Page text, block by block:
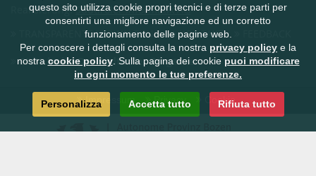
Realisierung:Südtiroler Informatik AG
TRANSPARENTE VERWALTUNG
KONTAKT
CIVIS.bz.it - Das Südtiroler Bürgernetz
Impressum Privacy Cookie
questo sito utilizza cookie propri tecnici e di terze parti per
consentirti una migliore navigazione ed un corretto
funzionamento delle pagine web.
Per conoscere i dettagli consulta la nostra privacy policy e la
nostra cookie policy. Sulla pagina dei cookie puoi modificare
in ogni momento le tue preferenze.
Personalizza Accetta tutto Rifiuta tutto